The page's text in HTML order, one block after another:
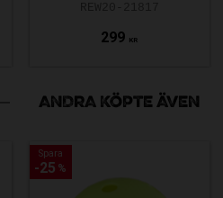
299 KR
ANDRA KÖPTE ÄVEN
Spara
25 %
Spara
25 %